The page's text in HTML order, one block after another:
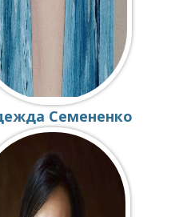
Семененко